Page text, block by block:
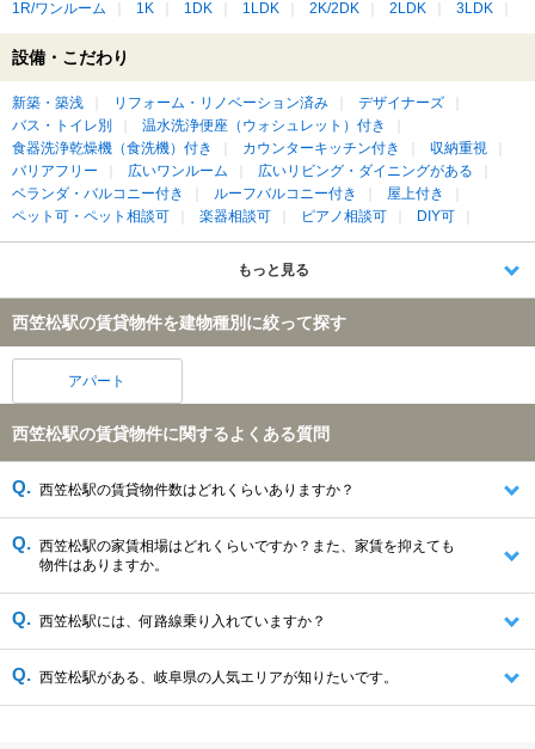
1R/ワンルーム 1K 1DK 1LDK 2K/2DK 2LDK 3LDK
設備・こだわり
新築・築浅 リフォーム・リノベーション済み
デザイナーズ
バス・トイレ別
温水洗浄便座（ウォシュレット）付き
食器洗浄乾燥機（食洗機）付き
カウンターキッチン付き
収納重視
バリアフリー
広いワンルーム
広いリビング・ダイニングがある
ベランダ・バルコニー付き
ルーフバルコニー付き
屋上付き
ペット可・ペット相談可
楽器相談可 ピアノ相談可 DIY可
もっと見る
西笠松駅の賃貸物件を建物種別に絞って探す
アパート
西笠松駅の賃貸物件に関するよくある質問
西笠松駅の賃貸物件数はどれくらいありますか？
西笠松駅の家賃相場はどれくらいですか？また、家賃を抑えても
物件はありますか。
西笠松駅には、何路線乗り入れていますか？
西笠松駅がある、岐阜県の人気エリアが知りたいです。